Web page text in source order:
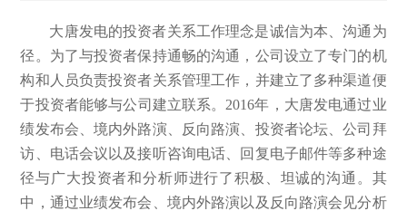
大唐发电的投资者关系工作理念是诚信为本、沟通为
径。为了与投资者保持通畅的沟通，公司设立了专门的机
构和人员负责投资者关系管理工作，并建立了多种渠道便
于投资者能够与公司建立联系。2016年，大唐发电通过业
绩发布会、境内外路演、反向路演、投资者论坛、公司拜
访、电话会议以及接听咨询电话、回复电子邮件等多种途
径与广大投资者和分析师进行了积极、坦诚的沟通。其
中，通过业绩发布会、境内外路演以及反向路演会见分析